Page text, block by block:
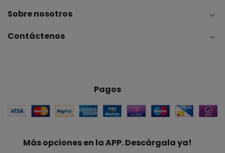
Sobre nosotros 
Contáctenos 
Pagos
Más opciones en la APP. Descárgala ya!